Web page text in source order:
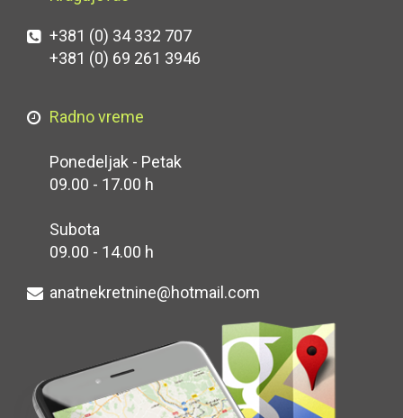
+381 (0) 34 332 707
+381 (0) 69 261 3946
Radno vreme
Ponedeljak - Petak
09.00 - 17.00 h
Subota
09.00 - 14.00 h
anatnekretnine@hotmail.com